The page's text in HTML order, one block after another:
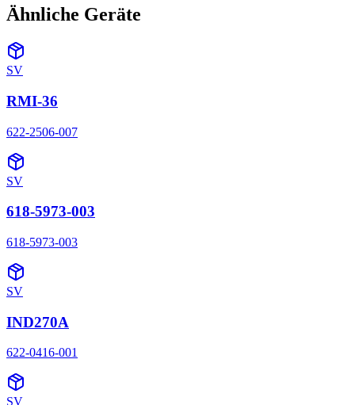
Ähnliche Geräte
SV
RMI-36
622-2506-007
SV
618-5973-003
618-5973-003
SV
IND270A
622-0416-001
SV